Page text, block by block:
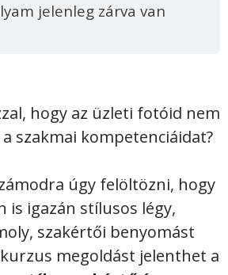
jelenleg zárva van
hogy az üzleti fotóid nem
szakmai kompetenciáidat?
úgy felöltözni, hogy
is igazán stílusos légy,
szakértői benyomást
megoldást jelenthet a